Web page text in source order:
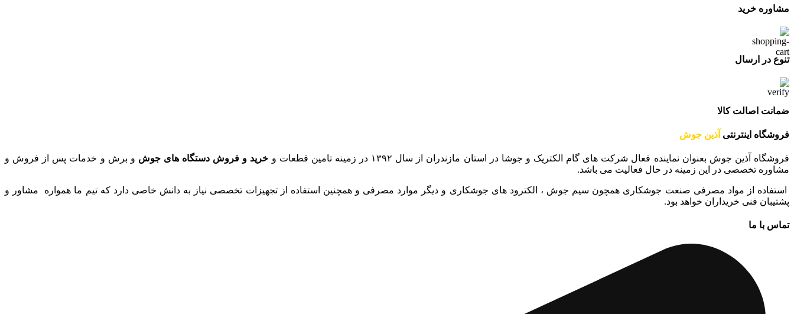
مشاوره خرید
تنوع در ارسال
ضمانت اصالت کالا
فروشگاه اینترنتی آذین جوش
فروشگاه آذین جوش بعنوان نماینده فعال شرکت های گام الکتریک و جوشا در استان مازندران از سال ۱۳۹۲ در زمینه تامین قطعات و خرید و فروش دستگاه های جوش و برش و خدمات پس از فروش و
مشاوره تخصصی در این زمینه در حال فعالیت می باشد.
استفاده از مواد مصرفی صنعت جوشکاری همچون سیم جوش ، الکترود های جوشکاری و دیگر موارد مصرفی و همچنین استفاده از تجهیزات تخصصی نیاز به دانش خاصی دارد که تیم ما همواره مشاور و
پشتیبان فنی خریداران خواهد بود.
تماس با ما